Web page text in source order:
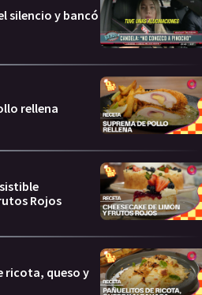
silencio y bancó
rellena
Rojos
ricota, queso y